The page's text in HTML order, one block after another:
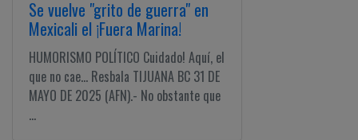
Se vuelve "grito de guerra" en
Mexicali el ¡Fuera Marina!
HUMORISMO POLÍTICO Cuidado! Aquí, el
que no cae... Resbala TIJUANA BC 31 DE
MAYO DE 2025 (AFN).- No obstante que
...